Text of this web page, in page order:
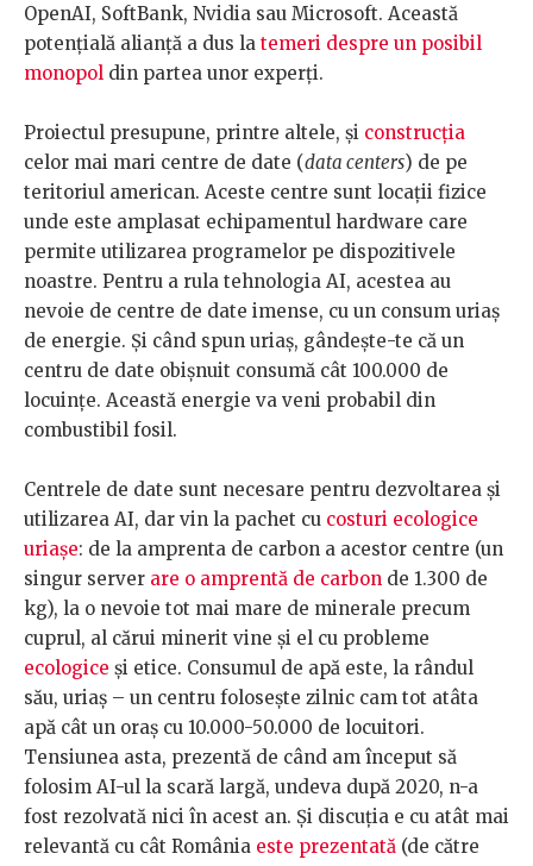
OpenAI, SoftBank, Nvidia sau Microsoft. Această
potențială alianță a dus la temeri despre un posibil
monopol din partea unor experți.
Proiectul presupune, printre altele, și construcția
celor mai mari centre de date (data centers) de pe
teritoriul american. Aceste centre sunt locații fizice
unde este amplasat echipamentul hardware care
permite utilizarea programelor pe dispozitivele
noastre. Pentru a rula tehnologia AI, acestea au
nevoie de centre de date imense, cu un consum uriaș
de energie. Și când spun uriaș, gândește-te că un
centru de date obișnuit consumă cât 100.000 de
locuințe. Această energie va veni probabil din
combustibil fosil.
Centrele de date sunt necesare pentru dezvoltarea și
utilizarea AI, dar vin la pachet cu costuri ecologice
uriașe: de la amprenta de carbon a acestor centre (un
singur server are o amprentă de carbon de 1.300 de
kg), la o nevoie tot mai mare de minerale precum
cuprul, al cărui minerit vine și el cu probleme
ecologice și etice. Consumul de apă este, la rândul
său, uriaș – un centru folosește zilnic cam tot atâta
apă cât un oraș cu 10.000-50.000 de locuitori.
Tensiunea asta, prezentă de când am început să
folosim AI-ul la scară largă, undeva după 2020, n-a
fost rezolvată nici în acest an. Și discuția e cu atât mai
relevantă cu cât România este prezentată (de către